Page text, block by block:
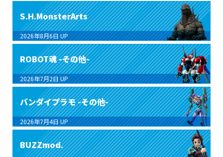
S.H.MonsterArts
2026年8月6日 UP
ROBOT魂 -その他-
2026年7月2日 UP
バンダイプラモ -その他-
2026年7月4日 UP
BUZZmod.